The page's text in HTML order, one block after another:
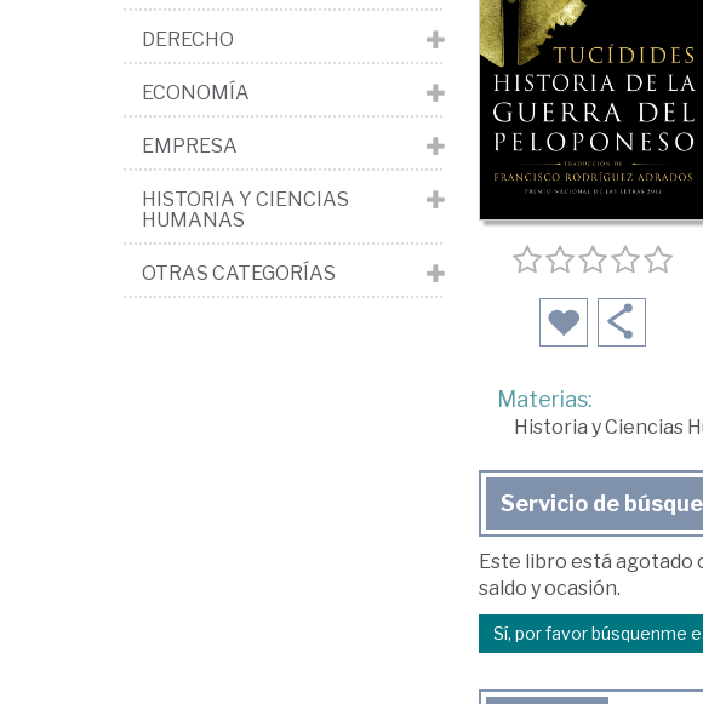
Materias:
Historia y Ciencias
Servicio de
Este libro está agotado
saldo y ocasión.
Sí, por favor búsquenme
DERECHO
ECONOMÍA
EMPRESA
HISTORIA Y CIENCIAS
HUMANAS
OTRAS CATEGORÍAS